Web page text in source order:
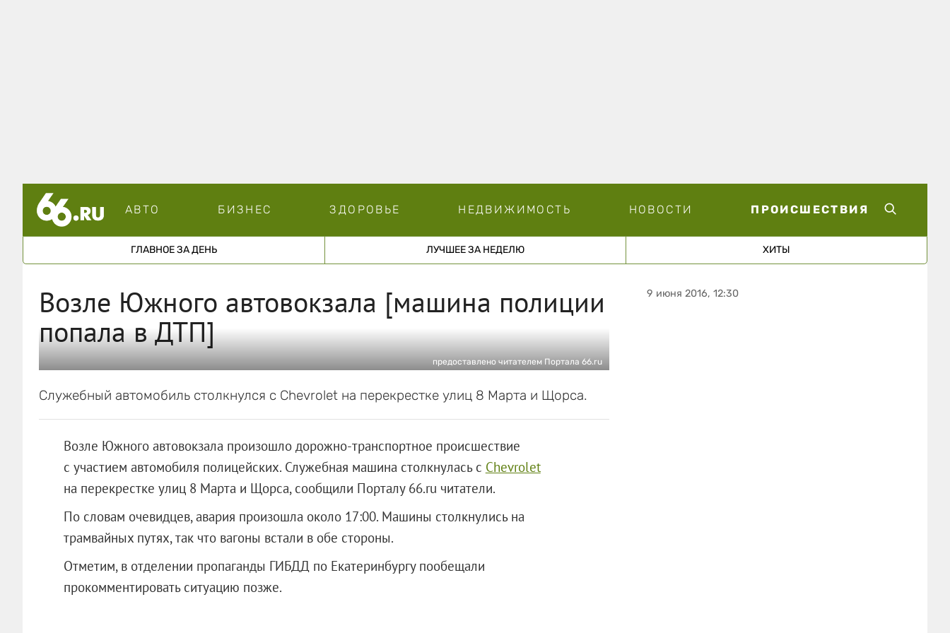
АВТО БИЗНЕС ЗДОРОВЬЕ НЕДВИЖИМОСТЬ НОВОСТИ ПРОИСШЕСТВИЯ
ГЛАВНОЕ ЗА ДЕНЬ ЛУЧШЕЕ ЗА НЕДЕЛЮ ХИТЫ
Возле Южного автовокзала [машина полиции
попала в ДТП]
предоставлено читателем Портала 66.ru
Служебный автомобиль столкнулся с Chevrolet на перекрестке улиц 8 Марта и Щорса.
Возле Южного автовокзала произошло дорожно-транспортное происшествие
с участием автомобиля полицейских. Служебная машина столкнулась с Chevrolet
на перекрестке улиц 8 Марта и Щорса, сообщили Порталу 66.ru читатели.
По словам очевидцев, авария произошла около 17:00. Машины столкнулись на
трамвайных путях, так что вагоны встали в обе стороны.
Отметим, в отделении пропаганды ГИБДД по Екатеринбургу пообещали
прокомментировать ситуацию позже.
9 июня 2016, 12:30